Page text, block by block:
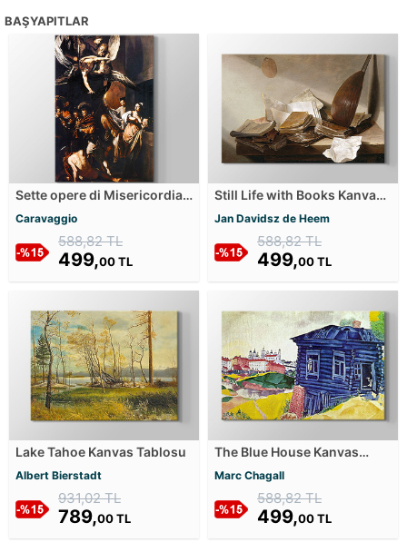
BAŞYAPITLAR
Sette opere di Misericordia
Kanvas Tablosu
Caravaggio
588,82 TL
499,00 TL
Still Life with Books Kanvas
Tablosu
Jan Davidsz de Heem
588,82 TL
499,00 TL
Lake Tahoe Kanvas Tablosu
Albert Bierstadt
931,02 TL
789,00 TL
The Blue House Kanvas
Marc Chagall
588,82 TL
499,00 TL